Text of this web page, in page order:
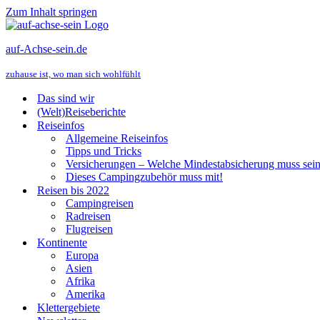
Zum Inhalt springen
auf-Achse-sein.de
zuhause ist, wo man sich wohlfühlt
Das sind wir
(Welt)Reiseberichte
Reiseinfos
Allgemeine Reiseinfos
Tipps und Tricks
Versicherungen – Welche Mindestabsicherung muss
Dieses Campingzubehör muss mit!
Reisen bis 2022
Campingreisen
Radreisen
Flugreisen
Kontinente
Europa
Asien
Afrika
Amerika
Klettergebiete